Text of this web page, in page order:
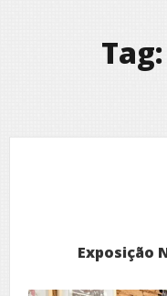
Tag:
Exposição